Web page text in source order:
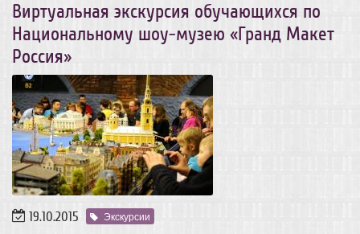
Виртуальная экскурсия обучающихся по
Национальному шоу-музею «Гранд Макет
Россия»
19.10.2015 Экскурсии